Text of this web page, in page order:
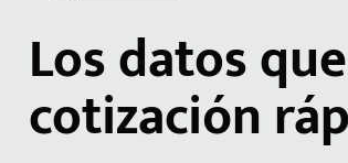
Los datos
cotización